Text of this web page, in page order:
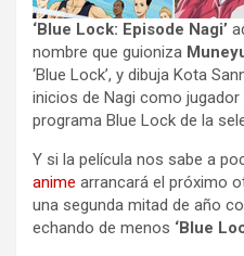
‘Blue Lock: Episode Nagi’
nombre que guioniza
‘Blue Lock’, y dibuja Kota
inicios de Nagi como
programa Blue Lock de la
Y si la película nos sabe a
anime arrancará el próximo
una segunda mitad de año
echando de menos ‘Blue